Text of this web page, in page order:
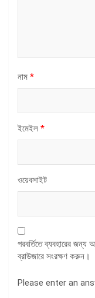
নাম *
ইমেইল *
ওয়েবসাইট
পরবর্তিতে ব্যবহারের জন্য
ব্রাউজারে সংরক্ষণ করুন।
Please enter an